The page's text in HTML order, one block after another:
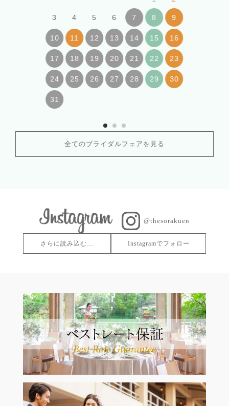
3 4 5 6 7 8 9
10 11 12 13 14 15 16
17 18 19 20 21 22 23
24 25 26 27 28 29 30
31
全てのブライダルフェアを見る
@thesorakuen
さらに読み込む… Instagramでフォロー